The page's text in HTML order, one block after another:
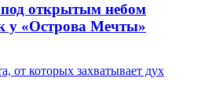
открытым небом
у «Острова Мечты»